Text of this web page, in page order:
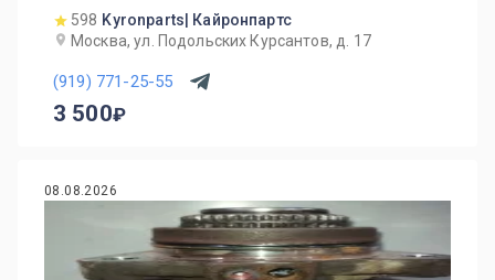
598 Kyronparts| Кайронпартс
Москва, ул. Подольских Курсантов, д. 17
(919) 771-25-55
3 500
08.08.2026